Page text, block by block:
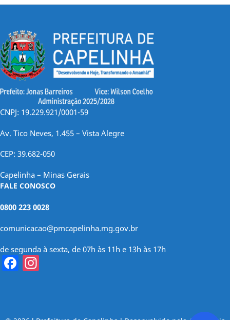
CNPJ: 19.229.921/0001-59
Av. Tico Neves, 1.455 – Vista Alegre
CEP: 39.682-050
Capelinha – Minas Gerais
FALE CONOSCO
0800 223 0028
comunicacao@pmcapelinha.mg.gov.br
de segunda à sexta, de 07h às 11h e 13h às 17h
Facebook